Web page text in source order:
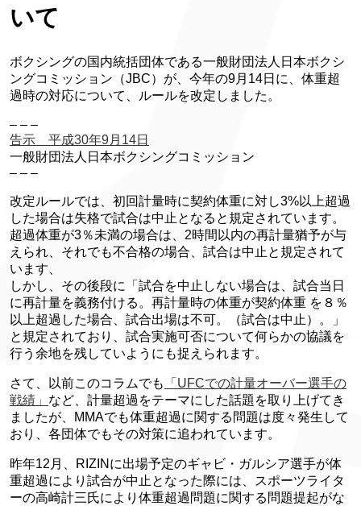
いて
ボクシングの国内統括団体である一般財団法人日本ボクシ
ングコミッション（JBC）が、今年の9月14日に、体重超
過時の対応について、ルールを改定しました。
– – –
告示 平成30年9月14日
一般財団法人日本ボクシングコミッション
– – –
改定ルールでは、初回計量時に契約体重に対し3%以上超過
した場合は失格で試合は中止となると規定されています。
超過体重が3％未満の場合は、2時間以内の再計量猶予が与
えられ、それでも不合格の場合、試合は中止と規定されて
います、
しかし、その後段に「試合を中止しない場合は、試合当日
に再計量を義務付ける。再計量時の体重が契約体重 を８％
以上超過した場合、試合出場は不可。（試合は中止）。」
と規定されており、試合実施可否について何らかの協議を
行う余地を残していようにも捉えられます。
さて、以前このコラムでも
「UFCでの計量オーバー選手の
戦績」 など、計量超過をテーマにした話題を取り上げてき
ましたが、MMAでも体重超過に関する問題は度々発生して
おり、各団体でもその対策に追われています。
昨年12月、RIZINに出場予定のギャビ・ガルシア選手が体
重超過により試合が中止となった際には、スポーツライタ
ーの高崎計三氏により体重超過問題に関する問題提起がな